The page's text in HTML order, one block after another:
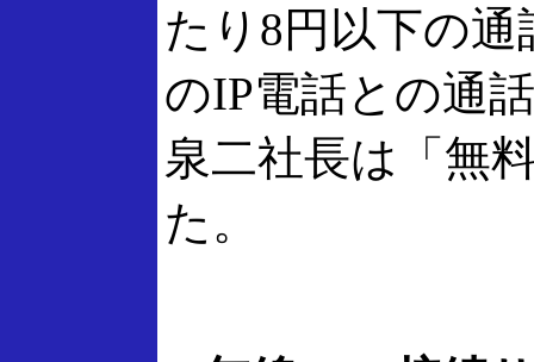
たり8円以下の
のIP電話との通
泉二社長は「無
た。